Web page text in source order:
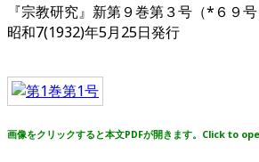
『宗教研究』新第９巻第３号（*６９号
昭和7(1932)年5月25日発行
画像をクリックすると本文PDFが開きます。Click to